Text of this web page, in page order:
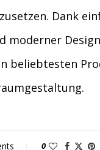
Dank
moderner
beliebtesten
0